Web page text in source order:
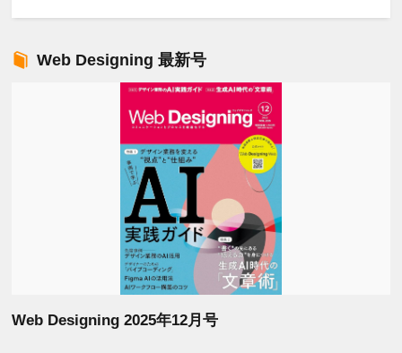
Web Designing 最新号
Web Designing 2025年12月号